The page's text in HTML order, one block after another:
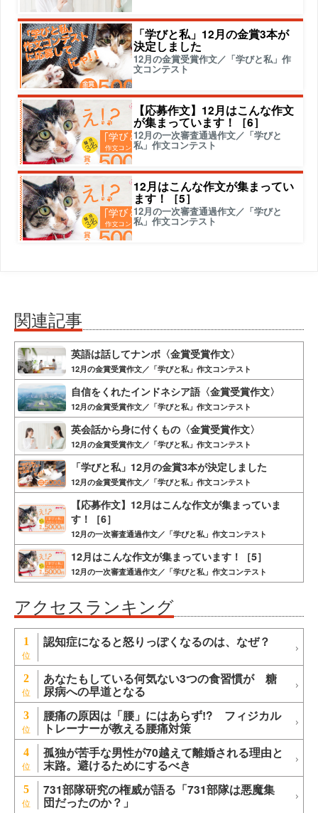
「学びと私」12月の金賞3本が
決定しました
12月の金賞受賞作文／「学びと私」作
文コンテスト
【応募作文】12月はこんな作文
が集まっています！［6］
12月の一次審査通過作文／「学びと
私」作文コンテスト
12月はこんな作文が集まってい
ます！［5］
12月の一次審査通過作文／「学びと
私」作文コンテスト
関連記事
英語は話してナンボ〈金賞受賞作文〉
12月の金賞受賞作文／「学びと私」作文コンテスト
自信をくれたインドネシア語〈金賞受賞作文〉
12月の金賞受賞作文／「学びと私」作文コンテスト
英会話から身に付くもの〈金賞受賞作文〉
12月の金賞受賞作文／「学びと私」作文コンテスト
「学びと私」12月の金賞3本が決定しました
12月の金賞受賞作文／「学びと私」作文コンテスト
【応募作文】12月はこんな作文が集まっていま
す！［6］
12月の一次審査通過作文／「学びと私」作文コンテスト
12月はこんな作文が集まっています！［5］
12月の一次審査通過作文／「学びと私」作文コンテスト
アクセスランキング
1 認知症になると怒りっぽくなるのは、なぜ？
2 あなたもしている何気ない3つの食習慣が 糖
尿病への早道となる
3 腰痛の原因は「腰」にはあらず!? フィジカル
トレーナーが教える腰痛対策
4 孤独が苦手な男性が70越えて離婚される理由と
末路。避けるためにするべき
5 731部隊研究の権威が語る「731部隊は悪魔集
団だったのか？」